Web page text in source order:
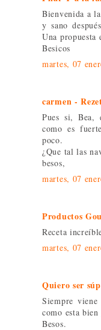
Bienvenida a
y sano
Una propuesta
Besicos
martes, 07
carmen -
Pues si, Bea,
como es
poco.
¿Que tal las
besos,
martes, 07
Productos
Receta
martes, 07
Quiero ser
Siempre
como esta bien
Besos.